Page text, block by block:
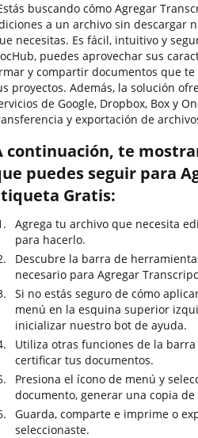
buscando cómo Agregar
a un archivo sin descargar
necesitas. Es fácil, intuitivo y
puedes aprovechar sus
y compartir documentos que
proyectos. Además, la solución
de Google, Dropbox, Box y
y exportación de
continuación, te
puedes seguir para
Gratis:
Agrega tu archivo que necesita
para hacerlo.
Descubre la barra de
necesario para Agregar
Si no estás seguro de cómo
menú en la esquina superior
inicializar nuestro bot de ayuda.
Utiliza otras funciones de la
certificar tus documentos.
Presiona el ícono de menú y
documento, generar una copia
Guarda, comparte e imprime o
seleccionaste.